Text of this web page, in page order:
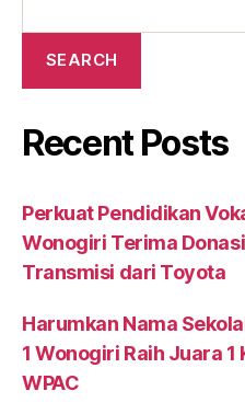
SEARCH
Recent Posts
Perkuat Pendidikan
Wonogiri Terima
Transmisi dari Toyota
Harumkan Nama
1 Wonogiri Raih Juara
WPAC